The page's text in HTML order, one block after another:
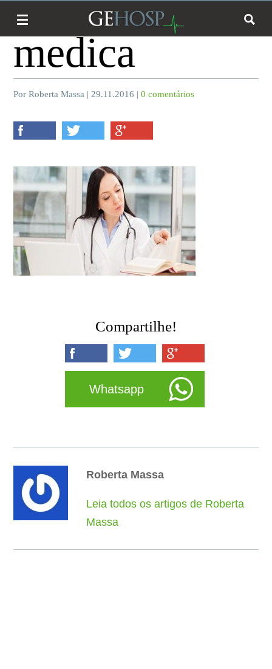
medica
Por Roberta Massa | 29.11.2016 |0 comentários
Compartilhe!
Whatsapp
Roberta Massa
Leia todos os artigos de Roberta
Massa